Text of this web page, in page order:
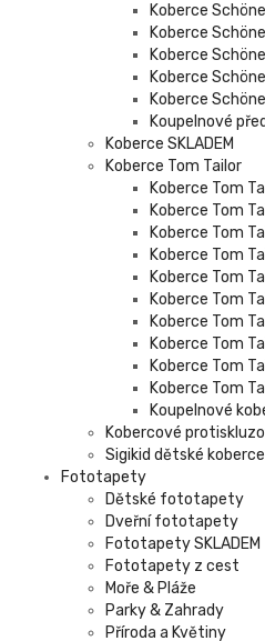
Koberce
Koberce
Koberce
Koberce
Koberce
Koupelnové
Koberce SKLADEM
Koberce Tom Tailor
Koberce Tom
Koberce Tom
Koberce Tom
Koberce Tom
Koberce Tom
Koberce Tom
Koberce Tom
Koberce Tom
Koberce Tom
Koberce Tom
Koupelnové
Kobercové
Sigikid dětské koberce
Fototapety
Dětské fototapety
Dveřní fototapety
Fototapety SKLADEM
Fototapety z cest
Moře & Pláže
Parky & Zahrady
Příroda a Květiny